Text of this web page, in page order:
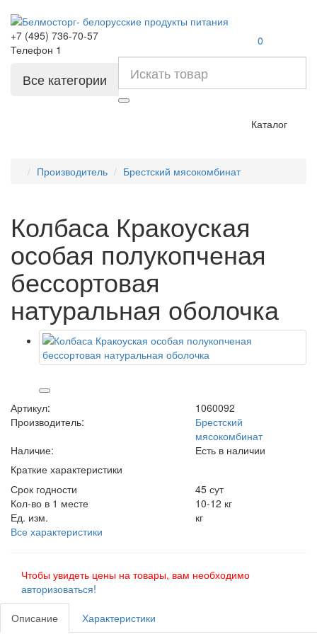
+7 (495) 736-70-57
Телефон 1
0
Все категории
Каталог
Производитель Брестский мясокомбинат
Колбаса Кракоуская
особая полукопченая
бессортовая
натуральная оболочка
Артикул:
1060092
Производитель:
Брестский
мясокомбинат
Наличие:
Есть в наличии
Краткие характеристики
Срок годности
45 сут
Кол-во в 1 месте
10-12 кг
Ед. изм.
кг
Все характеристики
Чтобы увидеть цены на товары, вам необходимо
авторизоваться!
Описание
Характеристики